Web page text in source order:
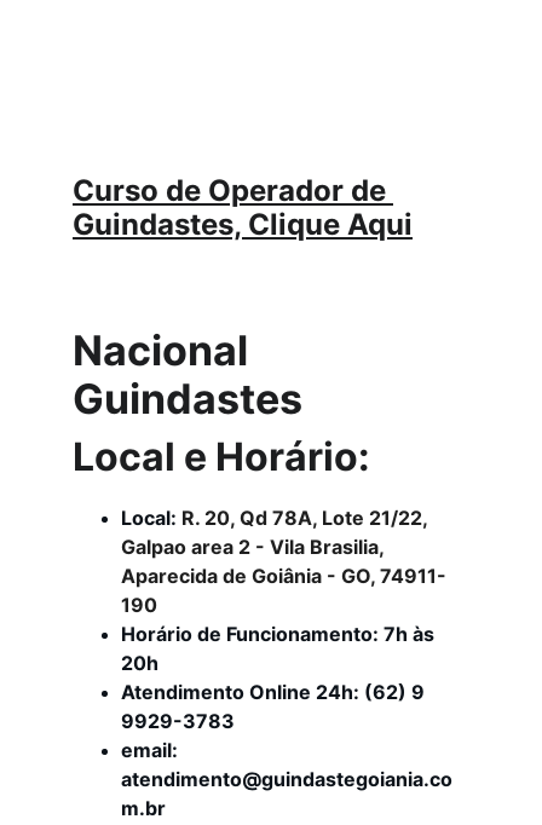
Curso de Operador de
Guindastes, Clique Aqui
Local e Horário:
Local: R. 20, Qd 78A, Lote 21/22,
Galpao area 2 - Vila Brasilia,
Aparecida de Goiânia - GO, 74911-
190
Horário de Funcionamento: 7h às
20h
Atendimento Online 24h: (62) 9
9929-3783
email:
atendimento@guindastegoiania.co
m.br
Nacional
Guindastes